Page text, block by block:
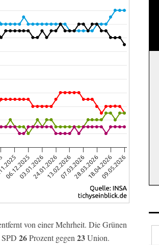
von einer Mehrheit. Die Grünen
26Prozent gegen 23Union.